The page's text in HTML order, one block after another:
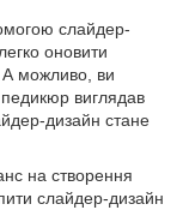
слайдер-
оновити
А можливо, ви
виглядав
дизайн стане
на створення
слайдер-дизайн